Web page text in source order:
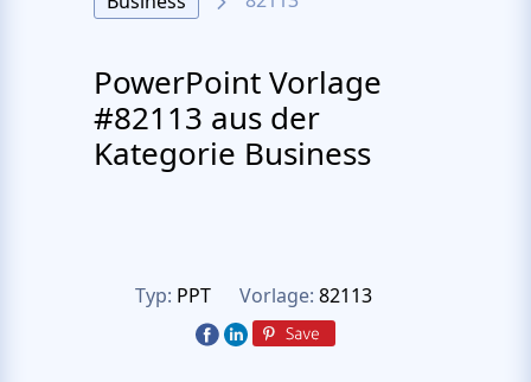
PowerPoint Vorlage
#82113 aus der
Kategorie Business
Typ: PPT Vorlage: 82113